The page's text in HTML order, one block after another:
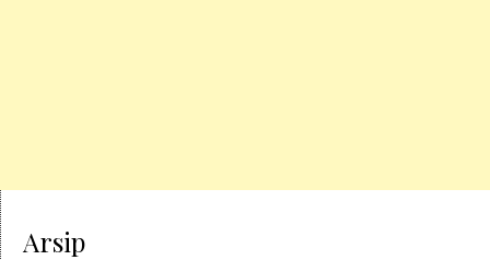
Arsip